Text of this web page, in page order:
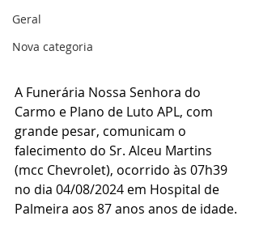
Geral
Nova categoria
A Funerária Nossa Senhora do
Carmo e Plano de Luto APL, com
grande pesar, comunicam o
falecimento do Sr. Alceu Martins
(mcc Chevrolet), ocorrido às 07h39
no dia 04/08/2024 em Hospital de
Palmeira aos 87 anos anos de idade.